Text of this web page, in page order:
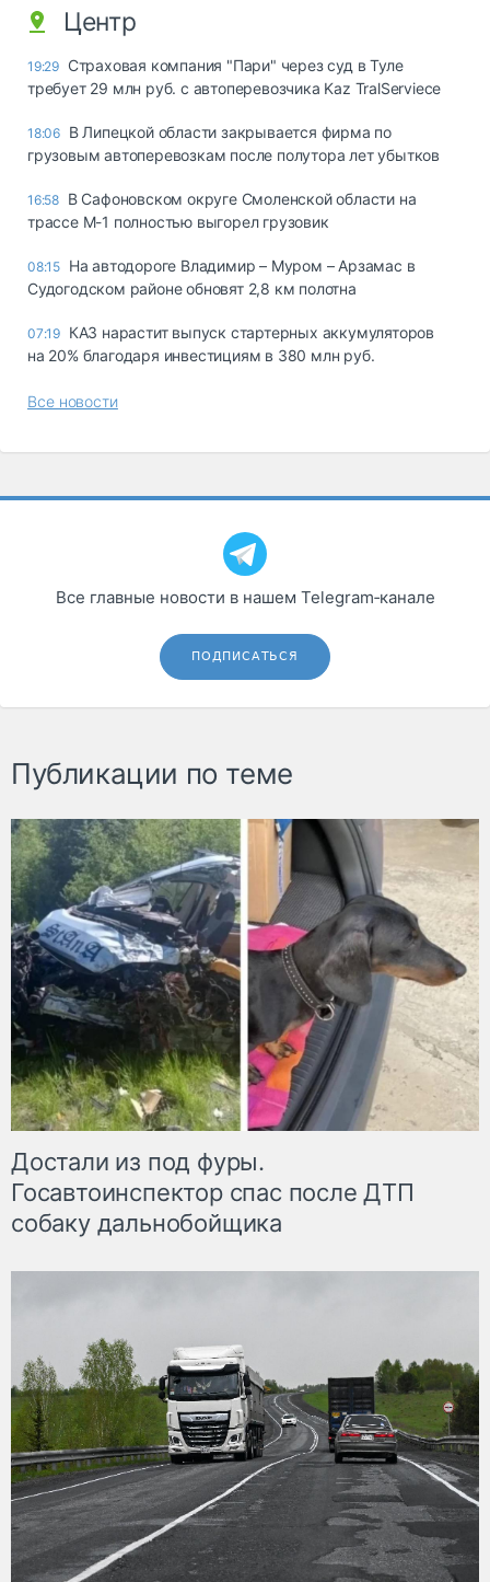
Центр
19:29 Страховая компания "Пари" через суд в Туле
требует 29 млн руб. с автоперевозчика Kaz TralServiece
18:06 В Липецкой области закрывается фирма по
грузовым автоперевозкам после полутора лет убытков
16:58 В Сафоновском округе Смоленской области на
трассе М-1 полностью выгорел грузовик
08:15 На автодороге Владимир – Муром – Арзамас в
Судогодском районе обновят 2,8 км полотна
07:19 КАЗ нарастит выпуск стартерных аккумуляторов
на 20% благодаря инвестициям в 380 млн руб.
Все новости
Все главные новости в нашем Telegram‑канале
ПОДПИСАТЬСЯ
Публикации по теме
Достали из под фуры.
Госавтоинспектор спас после ДТП
собаку дальнобойщика